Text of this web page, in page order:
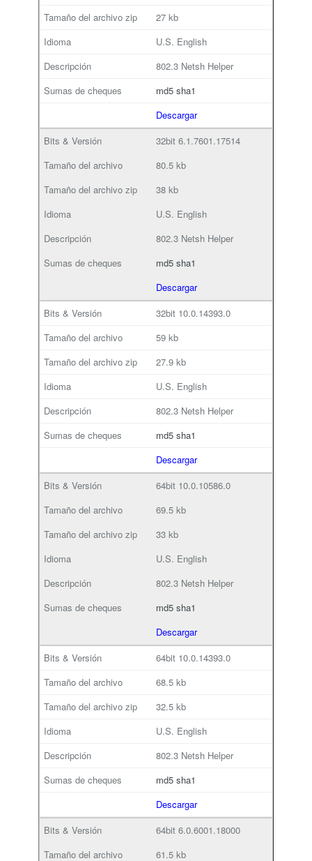
27 kb
U.S. English
802.3 Netsh Helper
md5 sha1
Descargar
32bit 6.1.7601.17514
80.5 kb
38 kb
U.S. English
802.3 Netsh Helper
md5 sha1
Descargar
32bit 10.0.14393.0
59 kb
27.9 kb
U.S. English
802.3 Netsh Helper
md5 sha1
Descargar
64bit 10.0.10586.0
69.5 kb
33 kb
U.S. English
802.3 Netsh Helper
md5 sha1
Descargar
64bit 10.0.14393.0
68.5 kb
32.5 kb
U.S. English
802.3 Netsh Helper
md5 sha1
Descargar
64bit 6.0.6001.18000
61.5 kb